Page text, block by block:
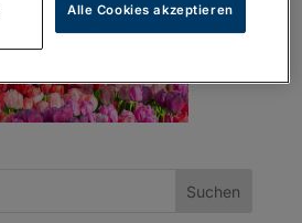
Alle Cookies akzeptieren